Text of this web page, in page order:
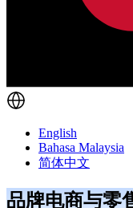
English
Bahasa Malaysia
简体中文
品牌电商与零